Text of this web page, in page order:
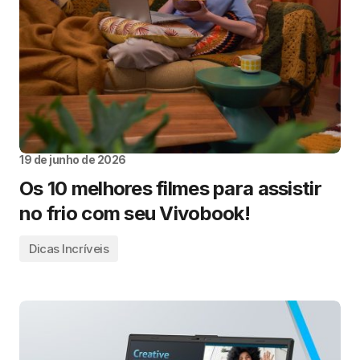
19 de junho de 2026
Os 10 melhores filmes para assistir
no frio com seu Vivobook!
Dicas Incríveis